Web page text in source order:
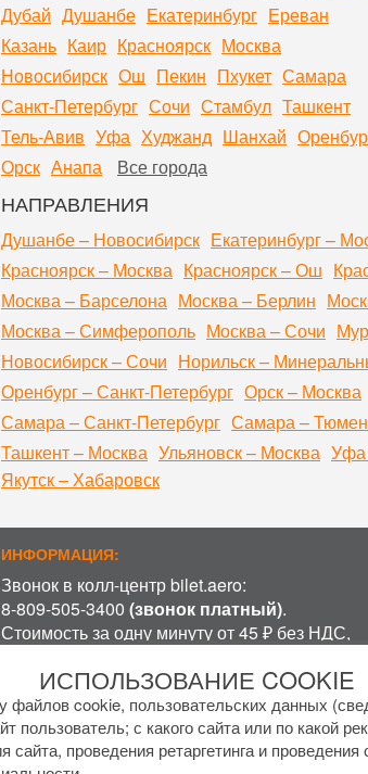
Дубай Душанбе Екатеринбург Ереван
Казань Каир Красноярск Москва
Новосибирск Ош Пекин Пхукет Самара
Санкт-Петербург Сочи Стамбул Ташкент
Тель-Авив Уфа Худжанд Шанхай
Орск Анапа Все города
НАПРАВЛЕНИЯ
Душанбе – Новосибирск Екатеринбург –
Красноярск – Москва Красноярск – Ош
Москва – Барселона Москва – Берлин
Москва – Симферополь Москва – Сочи
Новосибирск – Сочи Норильск –
Оренбург – Санкт-Петербург Орск – Москва
Самара – Санкт-Петербург Самара –
Ташкент – Москва Ульяновск – Москва Уфа
Якутск – Хабаровск
ИНФОРМАЦИЯ:
Звонок в колл-центр bilet.aero:
8-809-505-3400 (звонок платный).
Стоимость за одну минуту от 45 ₽ без НДС,
оператором, в зависимости от региона и
оператора связи.
График работы колл-центра:
пн-пт с 7 до 17 МСК
ИСПОЛЬЗОВАНИЕ COOKIE
cookie, пользовательских данных
пользователь; с какого сайта или по какой
проведения ретаргетинга и